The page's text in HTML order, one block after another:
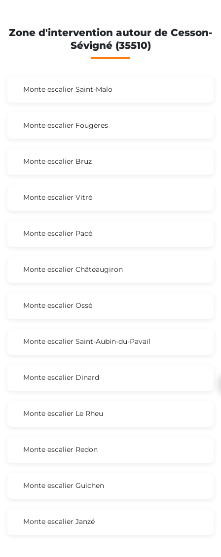
Zone d'intervention autour de Cesson-
Sévigné (35510)
Monte escalier Saint-Malo
Monte escalier Fougères
Monte escalier Bruz
Monte escalier Vitré
Monte escalier Pacé
Monte escalier Châteaugiron
Monte escalier Ossé
Monte escalier Saint-Aubin-du-Pavail
Monte escalier Dinard
Monte escalier Le Rheu
Monte escalier Redon
Monte escalier Guichen
Monte escalier Janzé